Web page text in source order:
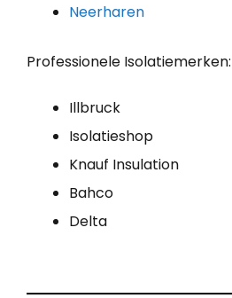
Neerharen
Professionele Isolatiemerken:
Illbruck
Isolatieshop
Knauf Insulation
Bahco
Delta